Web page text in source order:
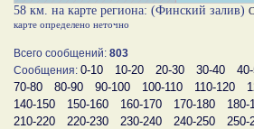
58 км. на карте региона: (Финский залив)
карте определено неточно
Всего сообщений: 803
Сообщения: 0-10 10-20 20-30 30-40
70-80
80-90 90-100 100-110 110-120
140-150
150-160 160-170 170-180 180-
210-220
220-230 230-240 240-250 250-